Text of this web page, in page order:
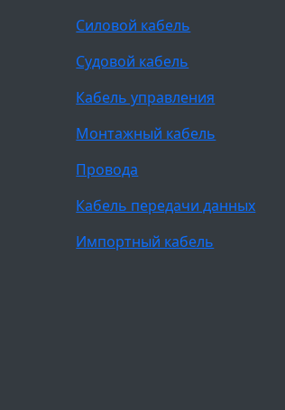
Силовой кабель
Судовой кабель
Кабель управления
Монтажный кабель
Провода
Кабель передачи данных
Импортный кабель